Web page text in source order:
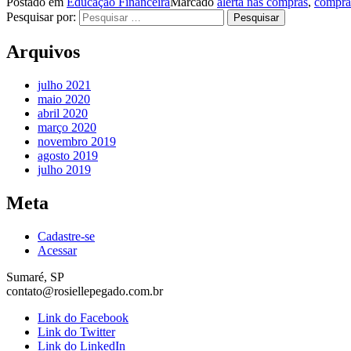
Pesquisar por:
Arquivos
julho 2021
maio 2020
abril 2020
março 2020
novembro 2019
agosto 2019
julho 2019
Meta
Cadastre-se
Acessar
Sumaré, SP
contato@rosiellepegado.com.br
Link do Facebook
Link do Twitter
Link do LinkedIn